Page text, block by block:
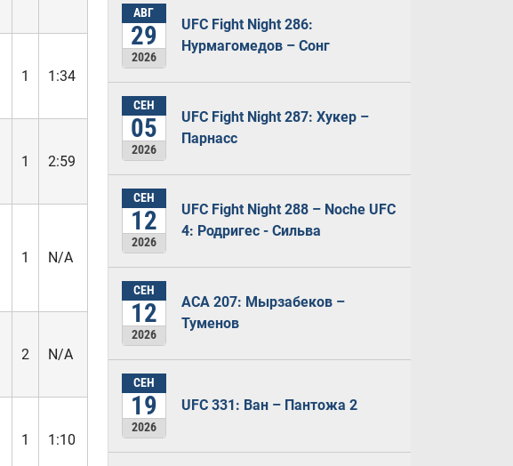
1
1:34
1
2:59
1
N/A
2
N/A
1
1:10
АВГ
29
2026
UFC Fight Night 286:
Нурмагомедов – Сонг
СЕН
05
2026
UFC Fight Night 287: Хукер –
Парнасс
СЕН
12
2026
UFC Fight Night 288 – Noche UFC
4: Родригес - Сильва
СЕН
12
2026
ACA 207: Мырзабеков –
Туменов
СЕН
19
2026
UFC 331: Ван – Пантожа 2